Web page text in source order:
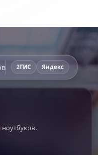
2ГИС Яндекс